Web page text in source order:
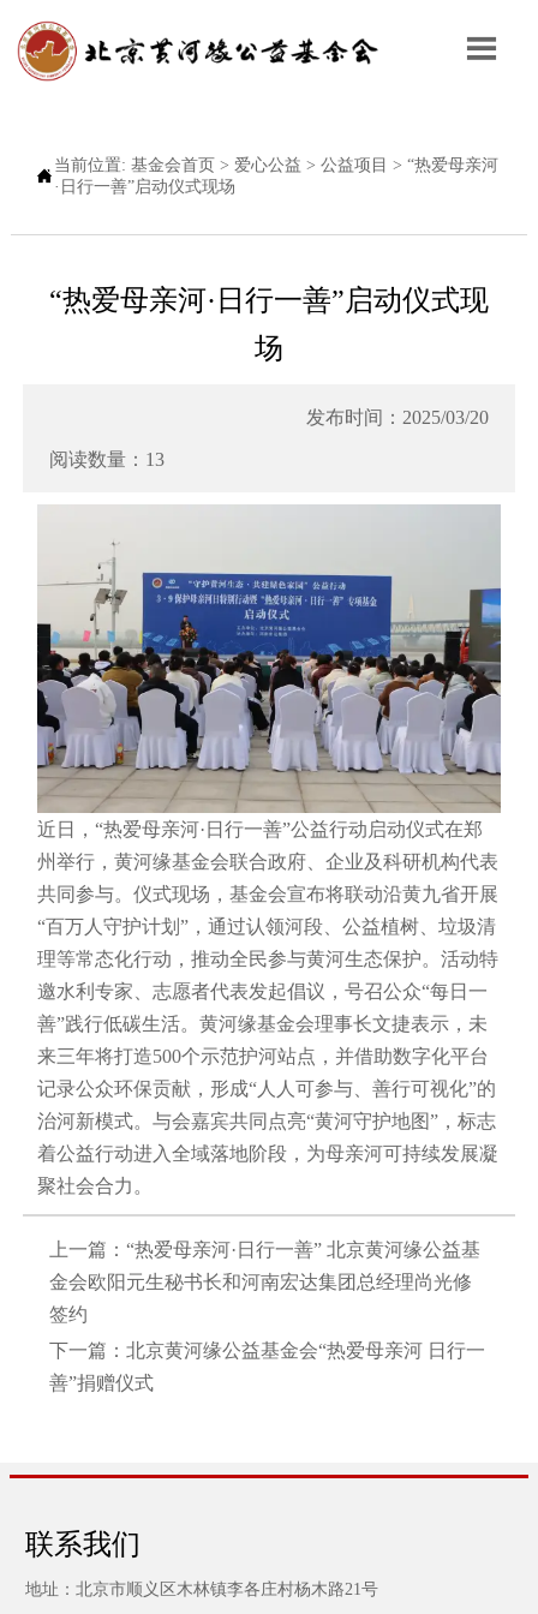


当前位置: 基金会首页 > 爱心公益 > 公益项目 > “热爱母亲河
·日行一善”启动仪式现场
“热爱母亲河·日行一善”启动仪式现
场
发布时间：2025/03/20
阅读数量：13
近日，“热爱母亲河·日行一善”公益行动启动仪式在郑
州举行，黄河缘基金会联合政府、企业及科研机构代表
共同参与。仪式现场，基金会宣布将联动沿黄九省开展
“百万人守护计划”，通过认领河段、公益植树、垃圾清
理等常态化行动，推动全民参与黄河生态保护。活动特
邀水利专家、志愿者代表发起倡议，号召公众“每日一
善”践行低碳生活。黄河缘基金会理事长文捷表示，未
来三年将打造500个示范护河站点，并借助数字化平台
记录公众环保贡献，形成“人人可参与、善行可视化”的
治河新模式。与会嘉宾共同点亮“黄河守护地图”，标志
着公益行动进入全域落地阶段，为母亲河可持续发展凝
聚社会合力。
上一篇： “热爱母亲河·日行一善” 北京黄河缘公益基
金会欧阳元生秘书长和河南宏达集团总经理尚光修
签约
下一篇： 北京黄河缘公益基金会“热爱母亲河 日行一
善”捐赠仪式
联系我们
地址：北京市顺义区木林镇李各庄村杨木路21号